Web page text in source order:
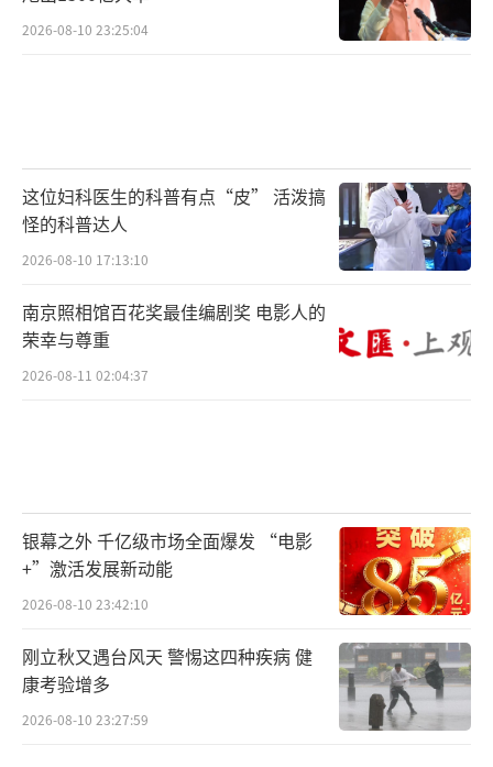
2026-08-10 23:25:04
这位妇科医生的科普有点“皮” 活泼搞
怪的科普达人
2026-08-10 17:13:10
南京照相馆百花奖最佳编剧奖 电影人的
荣幸与尊重
2026-08-11 02:04:37
银幕之外 千亿级市场全面爆发 “电影
+”激活发展新动能
2026-08-10 23:42:10
刚立秋又遇台风天 警惕这四种疾病 健
康考验增多
2026-08-10 23:27:59